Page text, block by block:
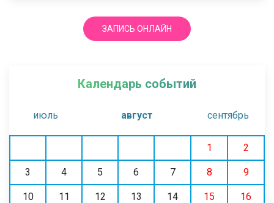
ЗАПИСЬ ОНЛАЙН
Календарь событий
июль август сентябрь
1 2
3 4 5 6 7 8 9
10 11 12 13 14 15 16